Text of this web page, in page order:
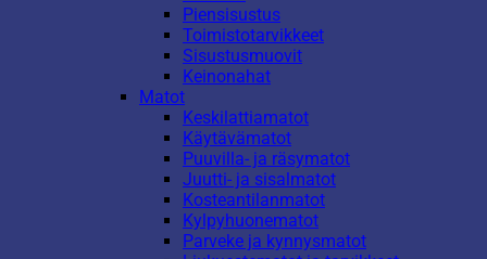
Piensisustus
Toimistotarvikkeet
Sisustusmuovit
Keinonahat
Matot
Keskilattiamatot
Käytävämatot
Puuvilla- ja räsymatot
Juutti- ja sisalmatot
Kosteantilanmatot
Kylpyhuonematot
Parveke ja kynnysmatot